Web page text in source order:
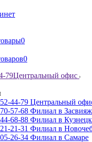
0
0
79Центральный офис
44-79 Центральный
57-68 Филиал в
68-88 Филиал в
21-31 Филиал в
26-34 Филиал в Самаре